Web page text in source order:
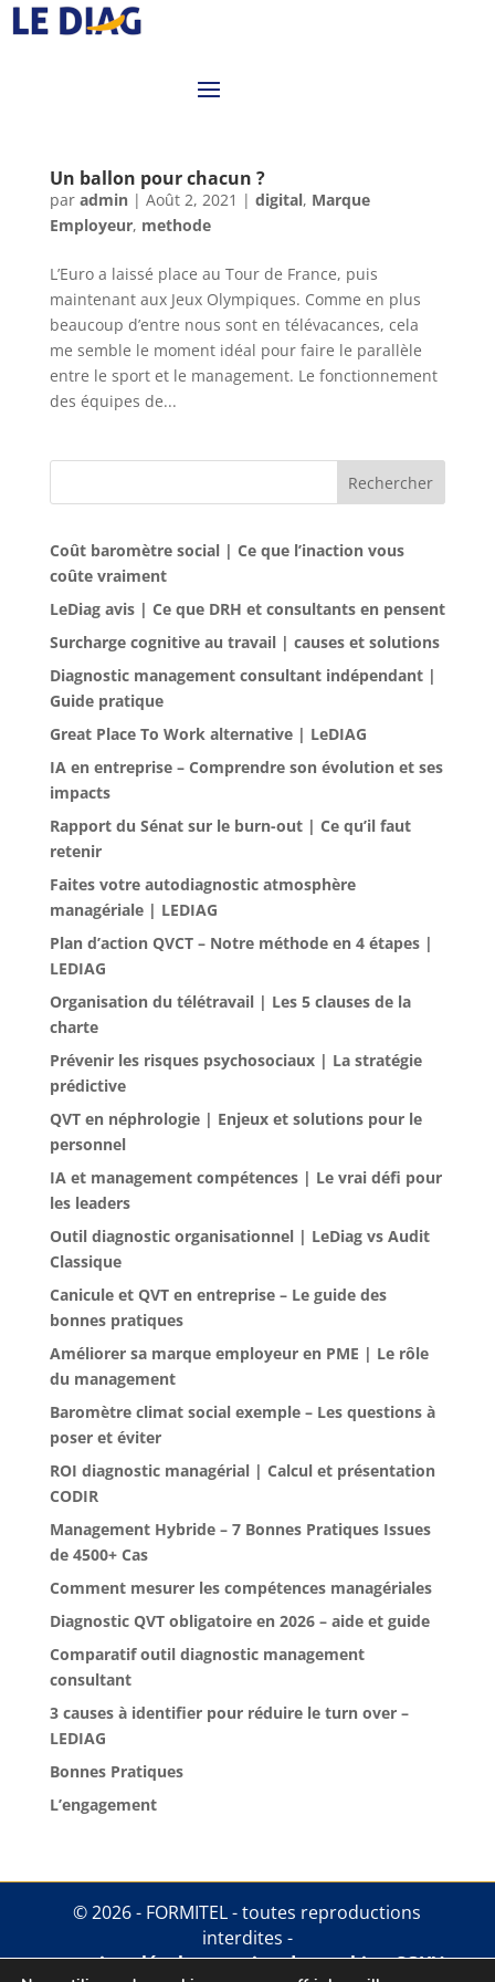
Un ballon pour chacun ?
par admin| Août 2, 2021 | digital, Marque
Employeur, methode
L’Euro a laissé place au Tour de France, puis
maintenant aux Jeux Olympiques. Comme en plus
beaucoup d’entre nous sont en télévacances, cela
me semble le moment idéal pour faire le parallèle
entre le sport et le management. Le fonctionnement
des équipes de...
Rechercher
Coût baromètre social | Ce que l’inaction vous
coûte vraiment
LeDiag avis | Ce que DRH et consultants en pensent
Surcharge cognitive au travail | causes et solutions
Diagnostic management consultant indépendant |
Guide pratique
Great Place To Work alternative | LeDIAG
IA en entreprise – Comprendre son évolution et ses
impacts
Rapport du Sénat sur le burn-out | Ce qu’il faut
retenir
Faites votre autodiagnostic atmosphère
managériale | LEDIAG
Plan d’action QVCT – Notre méthode en 4 étapes |
LEDIAG
Organisation du télétravail | Les 5 clauses de la
charte
Prévenir les risques psychosociaux | La stratégie
prédictive
QVT en néphrologie | Enjeux et solutions pour le
personnel
IA et management compétences | Le vrai défi pour
les leaders
Outil diagnostic organisationnel | LeDiag vs Audit
Classique
Canicule et QVT en entreprise – Le guide des
bonnes pratiques
Améliorer sa marque employeur en PME | Le rôle
du management
Baromètre climat social exemple – Les questions à
poser et éviter
ROI diagnostic managérial | Calcul et présentation
CODIR
Management Hybride – 7 Bonnes Pratiques Issues
de 4500+ Cas
Comment mesurer les compétences managériales
Diagnostic QVT obligatoire en 2026 – aide et guide
Comparatif outil diagnostic management
consultant
3 causes à identifier pour réduire le turn over –
LEDIAG
Bonnes Pratiques
L’engagement
© 2026 - FORMITEL - toutes reproductions
interdites -
mentions légales.gestion des cookies.CGUV